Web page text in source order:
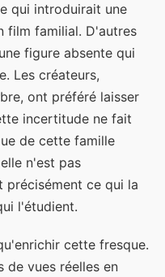
qui introduirait une
film familial. D'autres
figure absente qui
Les créateurs,
ont préféré laisser
incertitude ne fait
de cette famille
n'est pas
précisément ce qui la
l'étudient.
cette fresque.
de vues réelles en